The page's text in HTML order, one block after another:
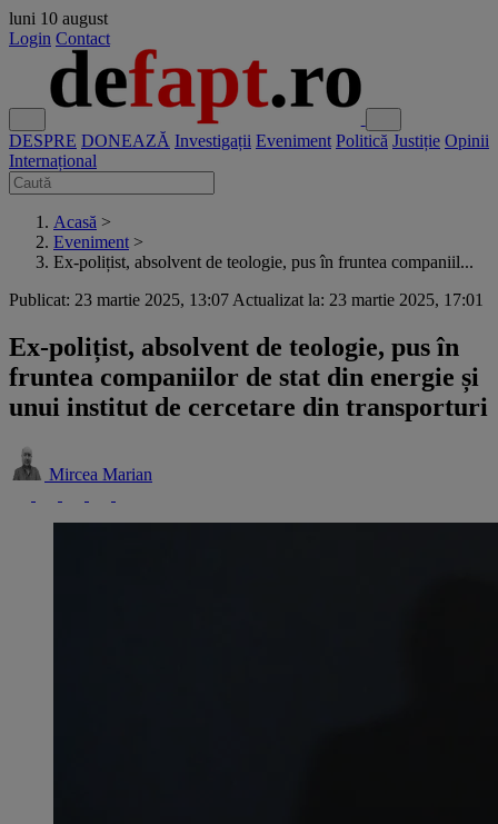
luni 10 august
Login Contact
DESPRE DONEAZĂ Investigații Eveniment Politică Justiție Opinii
Internațional
Acasă >
Eveniment >
Ex-polițist, absolvent de teologie, pus în fruntea companiil...
Publicat: 23 martie 2025, 13:07 Actualizat la: 23 martie 2025, 17:01
Ex-polițist, absolvent de teologie, pus în
fruntea companiilor de stat din energie și
unui institut de cercetare din transporturi
Mircea Marian